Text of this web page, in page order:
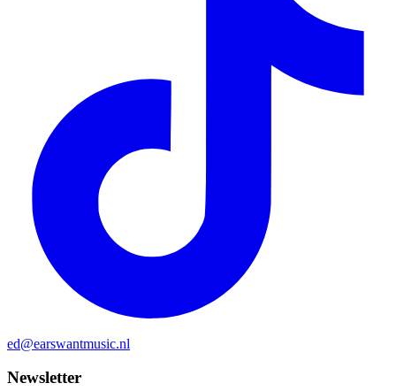
ed@earswantmusic.nl
Newsletter